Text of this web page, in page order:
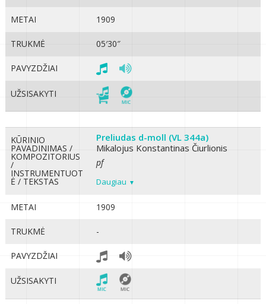
METAI 1909
TRUKMĖ 05′30″
PAVYZDŽIAI
UŽSISAKYTI
KŪRINIO
PAVADINIMAS /
KOMPOZITORIUS
/
INSTRUMENTUOT
Ė / TEKSTAS
Preliudas d-moll (VL 344a)
Mikalojus Konstantinas Čiurlionis
pf
Daugiau
METAI 1909
TRUKMĖ -
PAVYZDŽIAI
UŽSISAKYTI